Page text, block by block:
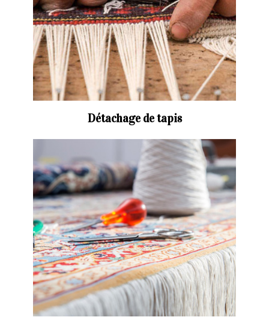
Détachage de tapis